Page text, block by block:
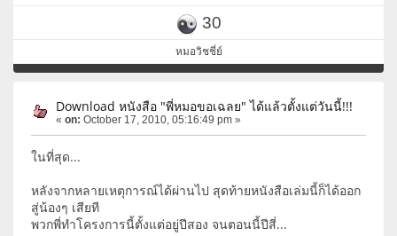
30
หมอวิชชี่ย์
Download หนังสือ "พี่หมอขอเฉลย" ได้แล้วตั้งแต่วันนี้!!!
« on: October 17, 2010, 05:16:49 pm »
ในที่สุด...
หลังจากหลายเหตุการณ์ได้ผ่านไป สุดท้ายหนังสือเล่มนี้ก็ได้ออก
สู่น้องๆ เสียที
พวกพี่ทำโครงการนี้ตั้งแต่อยู่ปีสอง จนตอนนี้ปีสี่...